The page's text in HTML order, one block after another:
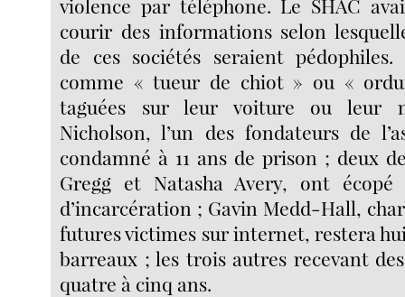
violence par téléphone. Le SHAC
courir des informations selon
de ces sociétés seraient
comme « tueur de chiot » ou «
taguées sur leur voiture ou leur
Nicholson, l’un des fondateurs de
condamné à 11 ans de prison ; deux
Gregg et Natasha Avery, ont
d’incarcération ; Gavin Medd-Hall,
futures victimes sur internet, restera
barreaux ; les trois autres recevant
quatre à cinq ans.